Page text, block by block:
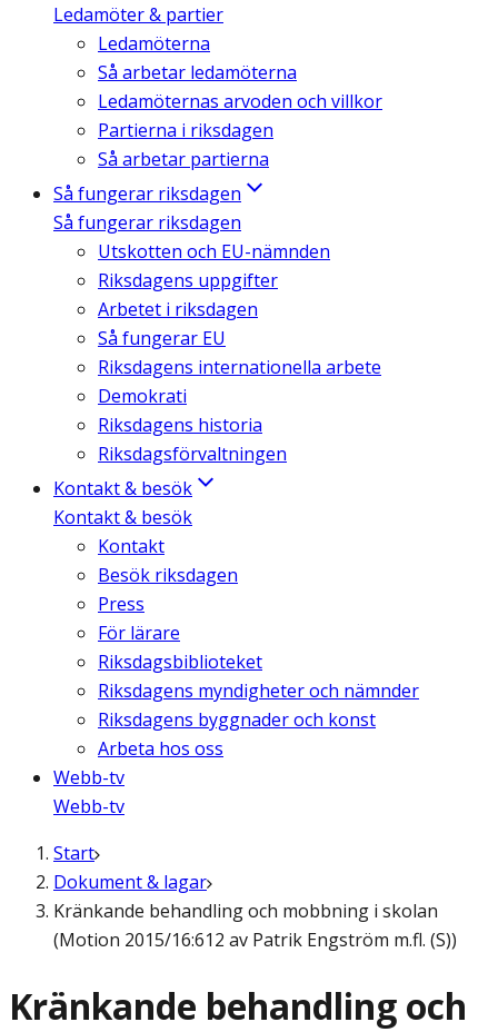
Ledamöter & partier
Ledamöterna
Så arbetar ledamöterna
Ledamöternas arvoden och villkor
Partierna i riksdagen
Så arbetar partierna
Så fungerar riksdagen
Så fungerar riksdagen
Utskotten och EU-nämnden
Riksdagens uppgifter
Arbetet i riksdagen
Så fungerar EU
Riksdagens internationella arbete
Demokrati
Riksdagens historia
Riksdagsförvaltningen
Kontakt & besök
Kontakt & besök
Kontakt
Besök riksdagen
Press
För lärare
Riksdagsbiblioteket
Riksdagens myndigheter och nämnder
Riksdagens byggnader och konst
Arbeta hos oss
Webb-tv
Webb-tv
Start
Dokument & lagar
Kränkande behandling och mobbning i skolan
(Motion 2015/16:612 av Patrik Engström m.fl. (S))
Kränkande behandling och